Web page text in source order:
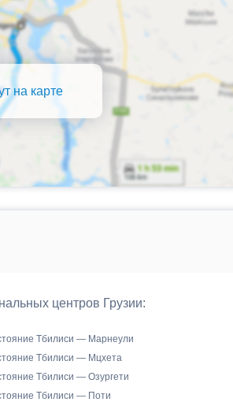
на карте
центров Грузии:
Тбилиси — Марнеули
Тбилиси — Мцхета
Тбилиси — Озургети
Тбилиси — Поти